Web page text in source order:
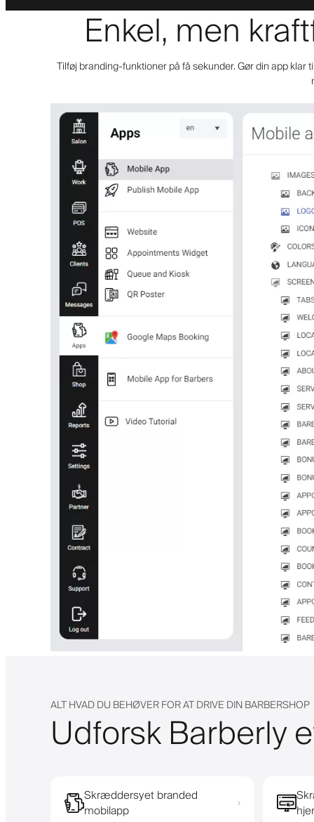
Enkel, men
Tilføj branding-funktioner på få sekunder. Gør din app
ALT HVAD DU BEHØVER FOR AT DRIVE DIN BARBERSHOP
Udforsk Barberly
Skræddersyet branded
mobilapp
›